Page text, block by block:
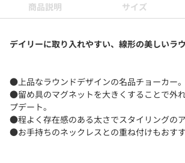
商品説明 サイズ
デイリーに取り入れやすい、線形の美しいラ
●上品なラウンドデザインの名品チョーカー。
●留め具のマグネットを大きくすることで外
プデート。
●程よく存在感のある太さでスタイリングのア
●お手持ちのネックレスとの重ね付けもおすす